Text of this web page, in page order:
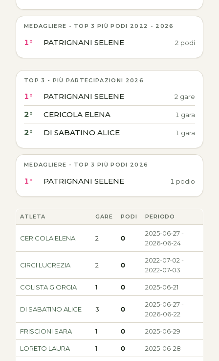
MEDAGLIERE - TOP 3 PIÙ PODI 2022 - 2026
1° PATRIGNANI SELENE 2 podi
TOP 3 - PIÙ PARTECIPAZIONI 2026
1° PATRIGNANI SELENE 2 gare
2° CERICOLA ELENA 1 gara
2° DI SABATINO ALICE 1 gara
MEDAGLIERE - TOP 3 PIÙ PODI 2026
1° PATRIGNANI SELENE 1 podio
ATLETA GARE PODI PERIODO
CERICOLA ELENA 2 0
2025-06-27 -
2026-06-24
CIRCI LUCREZIA 2 0
2022-07-02 -
2022-07-03
COLISTA GIORGIA 1 0 2025-06-21
DI SABATINO ALICE 3 0
2025-06-27 -
2026-06-22
FRISCIONI SARA 1 0 2025-06-29
LORETO LAURA 1 0 2025-06-28